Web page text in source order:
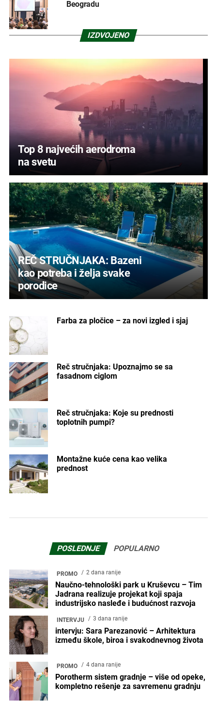
Beogradu
IZDVOJENO
Top 8 najvećih aerodroma
na svetu
REČ STRUČNJAKA: Bazeni
kao potreba i želja svake
porodice
Farba za pločice – za novi izgled i sjaj
Reč stručnjaka: Upoznajmo se sa
fasadnom ciglom
Reč stručnjaka: Koje su prednosti
toplotnih pumpi?
Montažne kuće cena kao velika
prednost
POSLEDNJE POPULARNO
PROMO 2 dana ranije
Naučno-tehnološki park u Kruševcu – Tim
Jadrana realizuje projekat koji spaja
industrijsko nasleđe i budućnost razvoja
INTERVJU 3 dana ranije
intervju: Sara Parezanović – Arhitektura
između škole, biroa i svakodnevnog života
PROMO 4 dana ranije
Porotherm sistem gradnje – više od opeke,
kompletno rešenje za savremenu gradnju